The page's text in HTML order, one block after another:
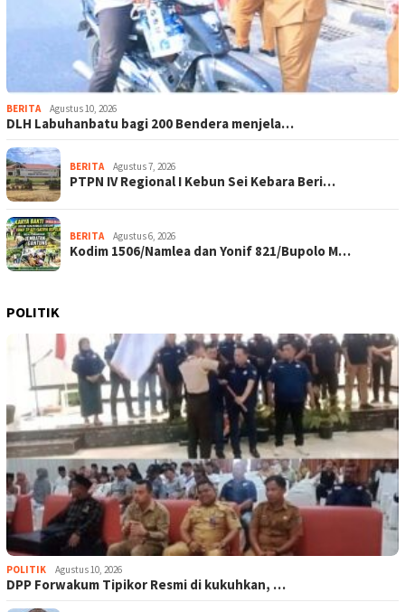
BERITA Agustus 10, 2026
DLH Labuhanbatu bagi 200 Bendera menjela…
BERITA Agustus 7, 2026
PTPN IV Regional I Kebun Sei Kebara Beri…
BERITA Agustus 6, 2026
Kodim 1506/Namlea dan Yonif 821/Bupolo M…
POLITIK
POLITIK Agustus 10, 2026
DPP Forwakum Tipikor Resmi di kukuhkan, …